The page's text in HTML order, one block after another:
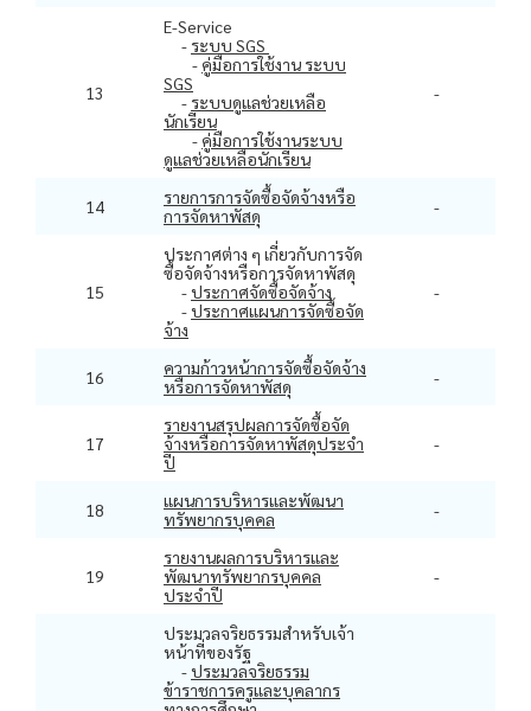
13
E-Service
- ระบบ SGS
- คู่มือการใช้งาน ระบบ
SGS
- ระบบดูแลช่วยเหลือ
นักเรียน
- คู่มือการใช้งานระบบ
ดูแลช่วยเหลือนักเรียน
-
14
รายการการจัดซื้อจัดจ้างหรือ
การจัดหาพัสดุ
-
15
ประกาศต่าง ๆ เกี่ยวกับการจัด
ซื้อจัดจ้างหรือการจัดหาพัสดุ
-ประกาศจัดซื้อจัดจ้าง
-ประกาศแผนการจัดซื้อจัด
จ้าง
-
16
ความก้าวหน้าการจัดซื้อจัดจ้าง
หรือการจัดหาพัสดุ
-
17
รายงานสรุปผลการจัดซื้อจัด
จ้างหรือการจัดหาพัสดุประจำ
ปี
-
18
แผนการบริหารและพัฒนา
ทรัพยากรบุคคล
-
19
รายงานผลการบริหารและ
พัฒนาทรัพยากรบุคคล
ประจำปี
-
ประมวลจริยธรรมสำหรับเจ้า
หน้าที่ของรัฐ
-ประมวลจริยธรรม
ข้าราชการครูและบุคลากร